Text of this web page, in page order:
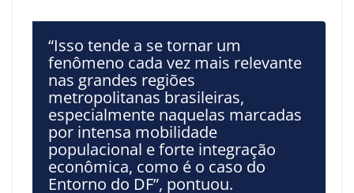
“Isso tende a se tornar um
fenômeno cada vez mais relevante
nas grandes regiões
metropolitanas brasileiras,
especialmente naquelas marcadas
por intensa mobilidade
populacional e forte integração
econômica, como é o caso do
Entorno do DF”, pontuou.